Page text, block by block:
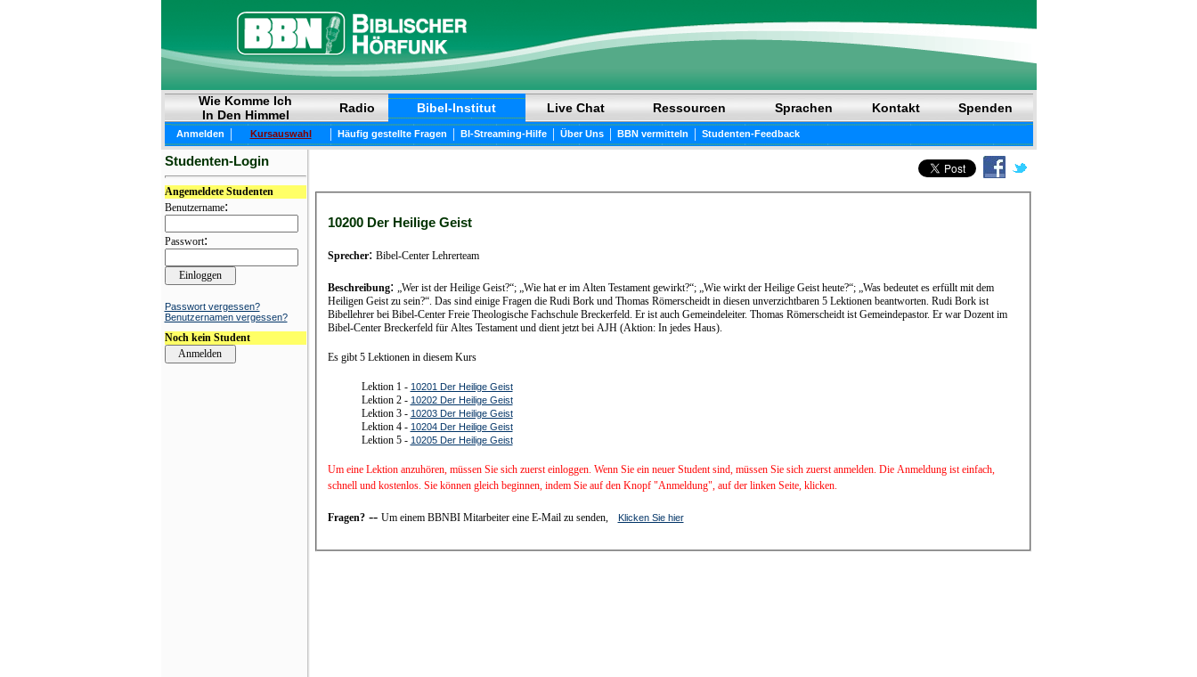
Wie Komme Ich
In Den Himmel
Radio Bibel-Institut Live Chat Ressourcen Sprachen Kontakt Spenden
Anmelden | Kursauswahl | Häufig gestellte Fragen | BI-Streaming-Hilfe | Über Uns | BBN vermitteln | Studenten-Feedback
Studenten-Login
Angemeldete Studenten
Benutzername:
Passwort:
Passwort vergessen?
Benutzernamen vergessen?
Noch kein Student
10200 Der Heilige Geist
Sprecher: Bibel-Center Lehrerteam
Beschreibung:
„Wer ist der Heilige Geist?“; „Wie hat er im Alten Testament gewirkt?“; „Wie wirkt der Heilige Geist heute?“; „Was bedeutet es erfüllt mit dem
Heiligen Geist zu sein?“. Das sind einige Fragen die Rudi Bork und Thomas Römerscheidt in diesen unverzichtbaren 5 Lektionen beantworten. Rudi Bork ist
Bibellehrer bei Bibel-Center Freie Theologische Fachschule Breckerfeld. Er ist auch Gemeindeleiter. Thomas Römerscheidt ist Gemeindepastor. Er war Dozent im
Bibel-Center Breckerfeld für Altes Testament und dient jetzt bei AJH (Aktion: In jedes Haus).
Es gibt 5 Lektionen in diesem Kurs
Lektion 1 - 10201 Der Heilige Geist
Lektion 2 - 10202 Der Heilige Geist
Lektion 3 - 10203 Der Heilige Geist
Lektion 4 - 10204 Der Heilige Geist
Lektion 5 - 10205 Der Heilige Geist
Um eine Lektion anzuhören, müssen Sie sich zuerst einloggen. Wenn Sie ein neuer Student sind, müssen Sie sich zuerst anmelden. Die Anmeldung ist einfach,
schnell und kostenlos. Sie können gleich beginnen, indem Sie auf den Knopf "Anmeldung", auf der linken Seite, klicken.
Fragen?-- Um einem BBNBI Mitarbeiter eine E-Mail zu senden, Klicken Sie hier